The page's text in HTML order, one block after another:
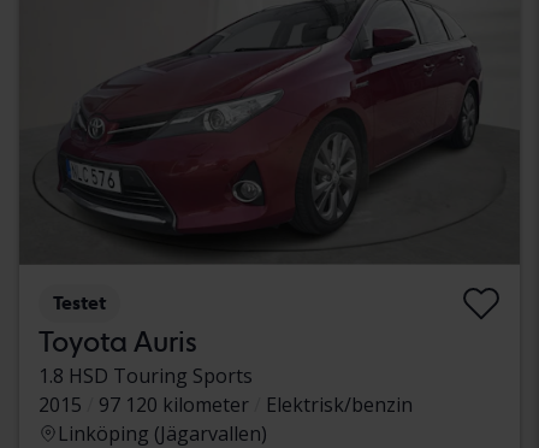
Testet
Toyota Auris
1.8 HSD Touring Sports
2015
97 120 kilometer
Elektrisk/benzin
Linköping (Jägarvallen)